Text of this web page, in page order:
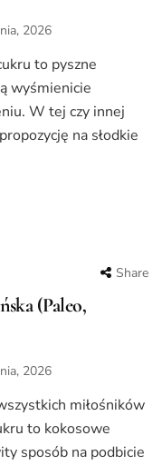
2026
to pyszne
wyśmienicie
W tej czy innej
na słodkie
Share
(Paleo,
2026
miłośników
to kokosowe
sposób na podbicie